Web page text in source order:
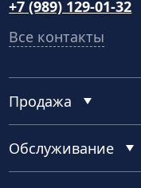
+7 (989) 129-01-32
Все контакты
Продажа
Обслуживание